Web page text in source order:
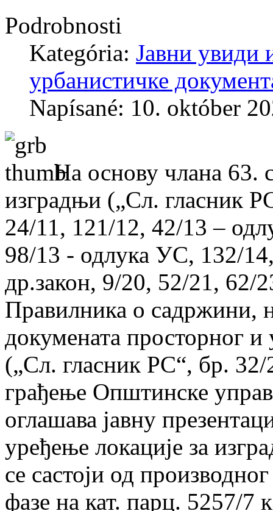
Podrobnosti
Kategória: Јавни увиди
урбанистичке
Napísané: 10. október
На основу члана 63.
изградњи („Сл. гласник
24/11, 121/12, 42/13 –
98/13 - одлука УС, 132/
др.закон, 9/20, 52/21, 62/
Правилника о садржини,
докумената просторног
(„Сл. гласник РС“, бр.
грађење Општинске
оглашава јавну
уређење локације за
се састоји од
фазе на кат. парц. 5257/7